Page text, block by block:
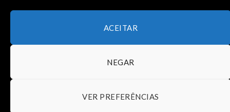
ACEITAR
NEGAR
VER PREFERÊNCIAS